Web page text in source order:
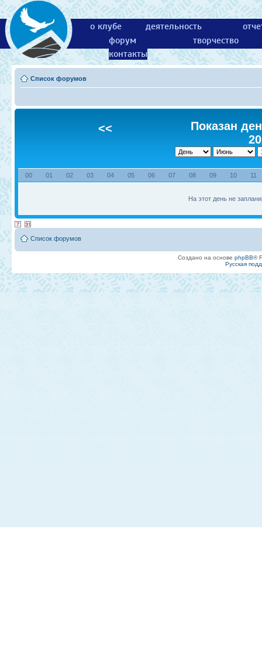
о клубе деятельность
форум
творчество
контакты
Список форумов
<<
Показан
00 01 02 03 04 05 06 07 08 09 10 11
На этот день не
Список форумов
Создано на основе phpBB®
Русская